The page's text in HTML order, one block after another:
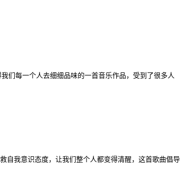
们每一个人去细细品味的一首音乐作品，受到了很多人
自我意识态度，让我们整个人都变得清醒，这首歌曲倡导